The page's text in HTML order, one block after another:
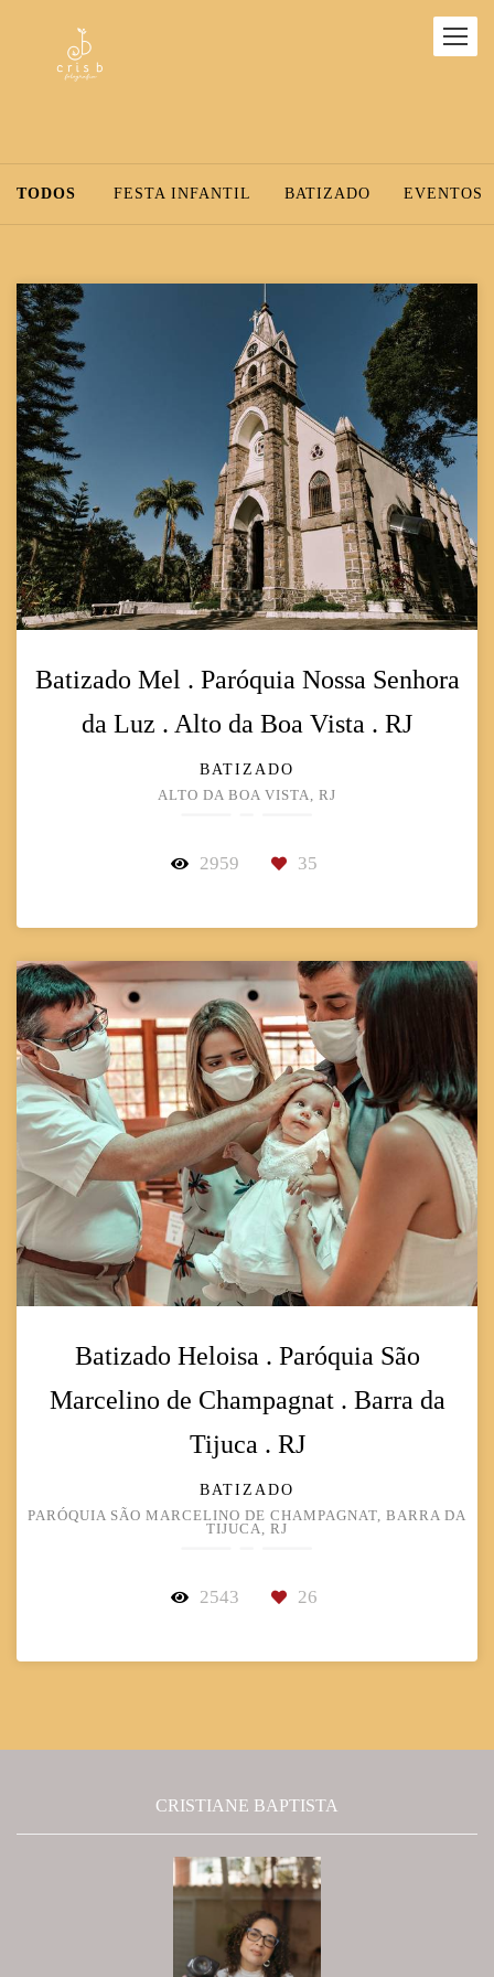
TODOS FESTA INFANTIL BATIZADO EVENTOS
Batizado Mel . Paróquia Nossa Senhora
da Luz . Alto da Boa Vista . RJ
BATIZADO
ALTO DA BOA VISTA, RJ
2959 35
Batizado Heloisa . Paróquia São
Marcelino de Champagnat . Barra da
Tijuca . RJ
BATIZADO
PARÓQUIA SÃO MARCELINO DE CHAMPAGNAT, BARRA DA
TIJUCA, RJ
2543 26
CRISTIANE BAPTISTA